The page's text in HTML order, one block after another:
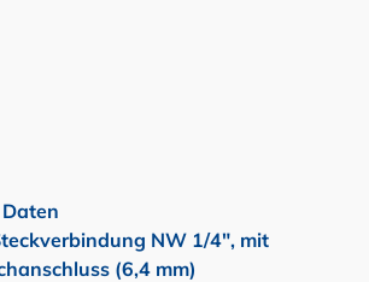
NW 1/4", mit
(6,4 mm)